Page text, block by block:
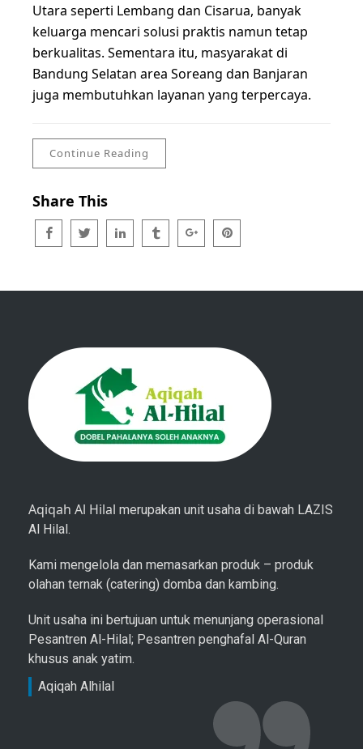
Utara seperti Lembang dan Cisarua, banyak
keluarga mencari solusi praktis namun tetap
berkualitas. Sementara itu, masyarakat di
Bandung Selatan area Soreang dan Banjaran
juga membutuhkan layanan yang terpercaya.
Continue Reading
Share This
Aqiqah Al Hilal merupakan unit usaha di bawah LAZIS
Al Hilal.
Kami mengelola dan memasarkan produk – produk
olahan ternak (catering) domba dan kambing.
Unit usaha ini bertujuan untuk menunjang operasional
Pesantren Al-Hilal; Pesantren penghafal Al-Quran
khusus anak yatim.
Aqiqah Alhilal